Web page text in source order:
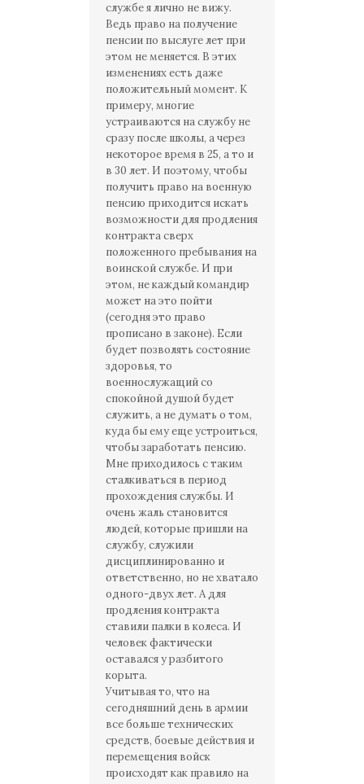
службе я лично не вижу.
Ведь право на получение
пенсии по выслуге лет при
этом не меняется. В этих
изменениях есть даже
положительный момент. К
примеру, многие
устраиваются на службу не
сразу после школы, а через
некоторое время в 25, а то и
в 30 лет. И поэтому, чтобы
получить право на военную
пенсию приходится искать
возможности для продления
контракта сверх
положенного пребывания на
воинской службе. И при
этом, не каждый командир
может на это пойти
(сегодня это право
прописано в законе). Если
будет позволять состояние
здоровья, то
военнослужащий со
спокойной душой будет
служить, а не думать о том,
куда бы ему еще устроиться,
чтобы заработать пенсию.
Мне приходилось с таким
сталкиваться в период
прохождения службы. И
очень жаль становится
людей, которые пришли на
службу, служили
дисциплинированно и
ответственно, но не хватало
одного-двух лет. А для
продления контракта
ставили палки в колеса. И
человек фактически
оставался у разбитого
корыта.
Учитывая то, что на
сегодняшний день в армии
все больше технических
средств, боевые действия и
перемещения войск
происходят как правило на